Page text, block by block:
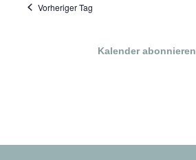
Vorheriger Tag
Kalender abonnieren